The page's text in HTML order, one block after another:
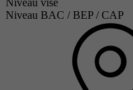
Niveau visé
Niveau BAC / BEP / CAP